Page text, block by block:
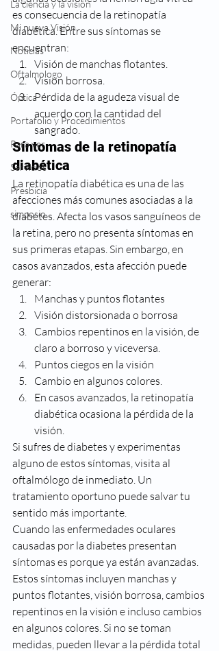
La ciencia y la visión
Mi nueva Visión
Noticias
Oftalmologo
Óptica
Portafolio y Procedimientos
Para ver
Servicios
Presbicia
simposio
es consecuencia de la retinopatía
diabética. Entre sus síntomas se
encuentran:
Visión de manchas flotantes.
Visión borrosa.
Pérdida de la agudeza visual de
acuerdo con la cantidad del
sangrado.
Síntomas de la retinopatía
diabética
La retinopatía diabética es una de las
afecciones más comunes asociadas a la
diabetes. Afecta los vasos sanguíneos de
la retina, pero no presenta síntomas en
sus primeras etapas. Sin embargo, en
casos avanzados, esta afección puede
generar:
Manchas y puntos flotantes
Visión distorsionada o borrosa
Cambios repentinos en la visión, de
claro a borroso y viceversa.
Puntos ciegos en la visión
Cambio en algunos colores.
En casos avanzados, la retinopatía
diabética ocasiona la pérdida de la
visión.
Si sufres de diabetes y experimentas
alguno de estos síntomas, visita al
oftalmólogo de inmediato. Un
tratamiento oportuno puede salvar tu
sentido más importante.
Cuando las enfermedades oculares
causadas por la diabetes presentan
síntomas es porque ya están avanzadas.
Estos síntomas incluyen manchas y
puntos flotantes, visión borrosa, cambios
repentinos en la visión e incluso cambios
en algunos colores. Si no se toman
medidas, pueden llevar a la pérdida total